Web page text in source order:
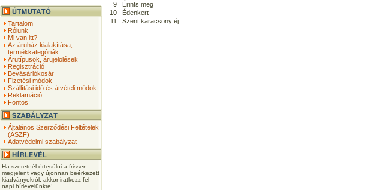
Tartalom
Rólunk
Mi van itt?
Az áruház kialakítása,
termékkategóriák
Árutípusok, árujelölések
Regisztráció
Bevásárlókosár
Fizetési módok
Szállítási idő és átvételi módok
Reklamáció
Fontos!
Általános Szerződési Feltételek
(ÁSZF)
Adatvédelmi szabályzat
Ha szeretnél értesülni a frissen
megjelent vagy újonnan beérkezett
kiadványokról, akkor iratkozz fel
napi hírlevelünkre!
9
Érints meg
10
Édenkert
11
Szent karacsony éj